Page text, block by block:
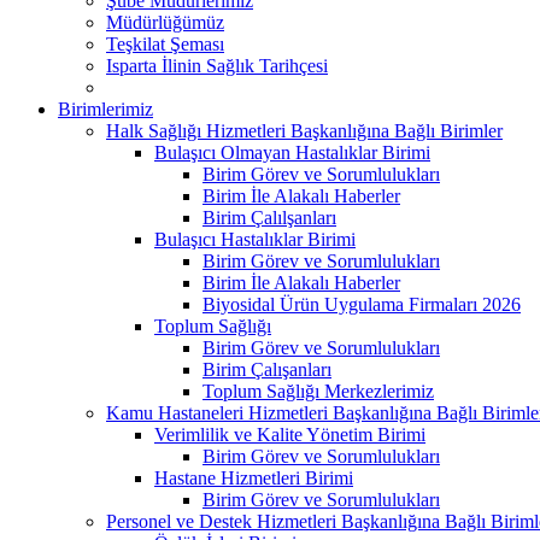
Müdürlüğümüz
Teşkilat Şeması
Isparta İlinin Sağlık Tarihçesi
Birimlerimiz
Halk Sağlığı Hizmetleri Başkanlığına Bağlı Birimler
Bulaşıcı Olmayan Hastalıklar Birimi
Birim Görev ve Sorumlulukları
Birim İle Alakalı Haberler
Birim Çalılşanları
Bulaşıcı Hastalıklar Birimi
Birim Görev ve Sorumlulukları
Birim İle Alakalı Haberler
Biyosidal Ürün Uygulama Firmaları 2026
Toplum Sağlığı
Birim Görev ve Sorumlulukları
Birim Çalışanları
Toplum Sağlığı Merkezlerimiz
Kamu Hastaneleri Hizmetleri Başkanlığına Bağlı
Verimlilik ve Kalite Yönetim Birimi
Birim Görev ve Sorumlulukları
Hastane Hizmetleri Birimi
Birim Görev ve Sorumlulukları
Personel ve Destek Hizmetleri Başkanlığına Bağlı